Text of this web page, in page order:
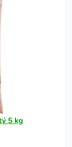
5 kg